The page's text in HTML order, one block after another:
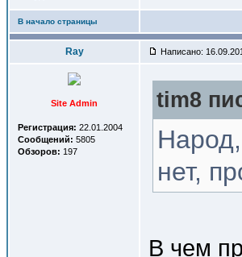
В начало страницы
Ray Написано:
Site Admin
Регистрация: 22.01.2004
Сообщений: 5805
Обзоров: 197
tim8
нет,
В чем